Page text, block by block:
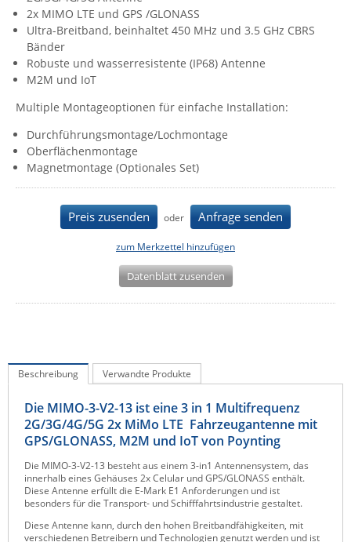
IEC Lock
Ihse
Kerlink
KVM TEC
Legrand
LigoWave
Panorama Antennas
Raritan
Server Technology
Siretta
SIRIO Antenne
Sunbird
Tactical Software
2x MIMO LTE und GPS /GLONASS
Ultra-Breitband, beinhaltet 450 MHz und 3.5 GHz CBRS
Bänder
Robuste und wasserresistente (IP68) Antenne
M2M und IoT
Multiple Montageoptionen für einfache Installation:
Durchführungsmontage/Lochmontage
Oberflächenmontage
Magnetmontage (Optionales Set)
Preis zusenden oder Anfrage senden
zum Merkzettel hinzufügen
Datenblatt zusenden
Beschreibung Verwandte Produkte
Die MIMO-3-V2-13 ist eine 3 in 1 Multifrequenz
2G/3G/4G/5G 2x MiMo LTE Fahrzeugantenne mit
GPS/GLONASS, M2M und IoT von Poynting
Die MIMO-3-V2-13 besteht aus einem 3-in1 Antennensystem, das
innerhalb eines Gehäuses 2x Celular und GPS/GLONASS enthält.
Diese Antenne erfüllt die E-Mark E1 Anforderungen und ist
besonders für die Transport- und Schifffahrtsindustrie gestaltet.
Diese Antenne kann, durch den hohen Breitbandfähigkeiten, mit
verschiedenen Betreibern und Technologien genutzt werden und ist